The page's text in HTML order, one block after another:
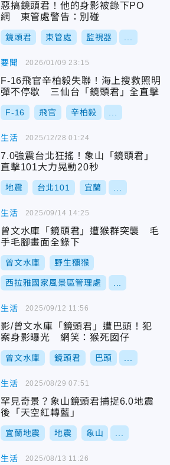
惡搞鏡頭君！他的身影被錄下PO
網 東管處警告：別碰
鏡頭君 東管處 監視器
要聞
F-16飛官辛柏毅失聯！海上搜救照明
彈不停歇 三仙台「鏡頭君」全直擊
F-16 飛官 辛柏毅
2026/01/09 23:15
生活
7.0強震台北狂搖！象山「鏡頭君」
直擊101大力晃動20秒
地震 台北101 宜蘭
2025/12/28 01:24
生活
曾文水庫「鏡頭君」遭猴群突襲 毛
手毛腳畫面全錄下
曾文水庫 野生獼猴
西拉雅國家風景區管理處
2025/09/14 14:25
生活
影/曾文水庫「鏡頭君」遭巴頭！犯
案身影曝光 網笑：猴死囡仔
曾文水庫 鏡頭君 巴頭
2025/09/12 11:56
生活
罕見奇景？象山鏡頭君捕捉6.0地震
後「天空紅轉藍」
宜蘭地震 地震 象山
2025/08/29 07:51
生活 2025/08/13 11:26